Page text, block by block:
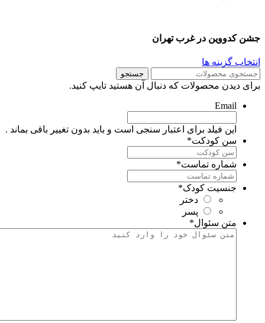
کدووین در غرب تهران
گزینه ها
جستجو
دیدن محصولات که دنبال آن هستید تایپ کنید.
Email
این فیلد برای اعتبار سنجی است و باید بدون تغییر باقی بماند .
سن کودکت*
شماره تماست*
جنسیت کودک*
دختر
پسر
متن سئوال *